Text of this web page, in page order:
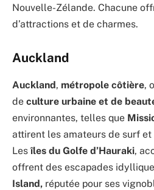
Nouvelle-Zélande. Chacune
d’attractions et de charmes.
Auckland
Auckland, métropole côtière,
de culture urbaine et de
environnantes, telles que
attirent les amateurs de surf
Lesîles du Golfe d’Hauraki,
offrent des escapades
Island, réputée pour ses